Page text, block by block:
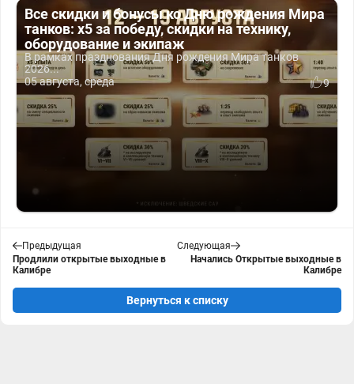
Все скидки и бонусы ко Дню рождения Мира
танков: x5 за победу, скидки на технику,
оборудование и экипаж
В рамках празднования Дня рождения Мира танков
2026...
05 августа, среда
9
Предыдущая
Продлили открытые выходные в
Калибре
Следующая
Начались Открытые выходные в
Калибре
Вернуться к списку